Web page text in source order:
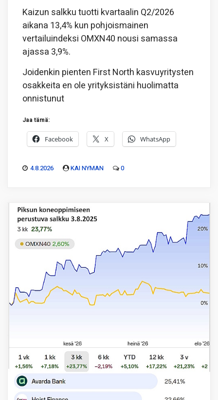
Kaizun salkku tuotti kvartaalin Q2/2026
aikana 13,4% kun pohjoismainen
vertailuindeksi OMXN40 nousi samassa
ajassa 3,9%.
Joidenkin pienten First North kasvuyritysten
osakkeita en ole yrityksistäni huolimatta
onnistunut
Jaa tämä:
Facebook X WhatsApp
4.8.2026 KAI NYMAN 0